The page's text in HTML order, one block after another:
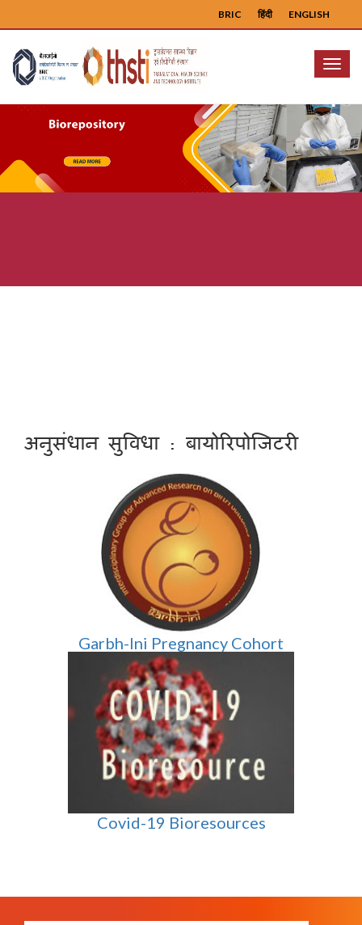
ENGLISH
हिंदी
BRIC
Menu
अनुसंधान सुविधा : बायोरिपोजिटरी
Garbh-Ini Pregnancy Cohort
Covid-19 Bioresources